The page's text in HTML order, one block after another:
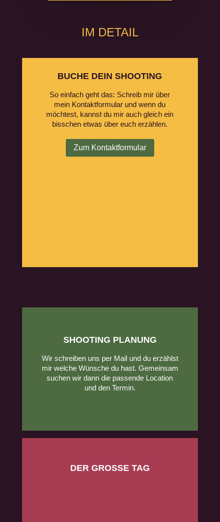
IM DETAIL
BUCHE DEIN SHOOTING
So einfach geht das: Schreib mir über
mein Kontaktformular und wenn du
möchtest, kannst du mir auch gleich ein
bisschen etwas über euch erzählen.
Zum Kontaktformular
SHOOTING PLANUNG
Wir schreiben uns per Mail und du erzählst
mir welche Wünsche du hast. Gemeinsam
suchen wir dann die passende Location
und den Termin.
DER GROSSE TAG